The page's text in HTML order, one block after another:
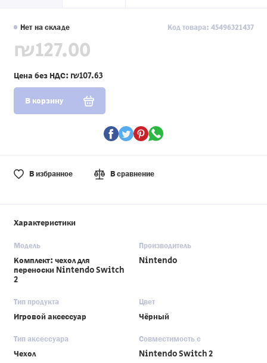
Нет на складе Код товара: 45496321437
₪127.00
Цена без НДС: ₪107.63
В корзину
В избранное В сравнение
Характеристики
Модель
Комплект: чехол для
переноски Nintendo Switch
2
Производитель
Nintendo
Тип продукта
Игровой аксессуар
Цвет
Чёрный
Тип аксессуара
Чехол
Совместимость с
Nintendo Switch 2